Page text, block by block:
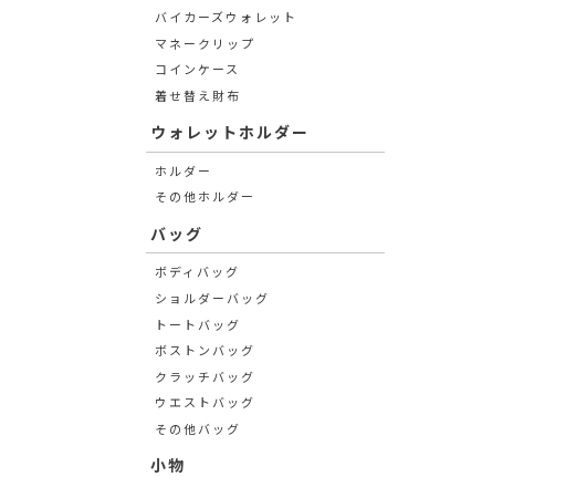
バイカーズウォレット
マネークリップ
コインケース
着せ替え財布
ウォレットホルダー
ホルダー
その他ホルダー
バッグ
ボディバッグ
ショルダーバッグ
トートバッグ
ボストンバッグ
クラッチバッグ
ウエストバッグ
その他バッグ
小物